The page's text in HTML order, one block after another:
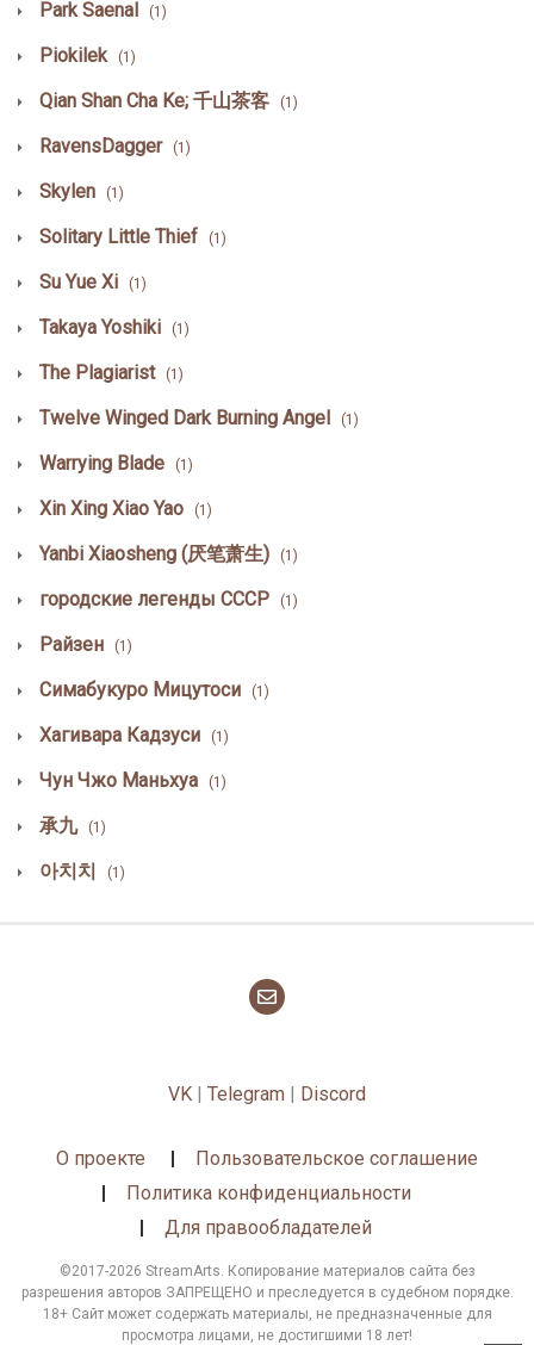
Park Saenal (1)
Piokilek (1)
Qian Shan Cha Ke; 千山茶客 (1)
RavensDagger (1)
Skylen (1)
Solitary Little Thief (1)
Su Yue Xi (1)
Takaya Yoshiki (1)
The Plagiarist (1)
Twelve Winged Dark Burning Angel (1)
Warrying Blade (1)
Xin Xing Xiao Yao (1)
Yanbi Xiaosheng (厌笔萧生) (1)
городские легенды СССР (1)
Райзен (1)
Симабукуро Мицутоси (1)
Хагивара Кадзуси (1)
Чун Чжо Маньхуа (1)
承九 (1)
아치치 (1)
VK | Telegram | Discord
О проекте
Пользовательское соглашение
Политика конфиденциальности
Для правообладателей
©2017-2026 StreamArts. Копирование материалов сайта без
разрешения авторов ЗАПРЕЩЕНО и преследуется в судебном порядке.
18+ Сайт может содержать материалы, не предназначенные для
просмотра лицами, не достигшими 18 лет!